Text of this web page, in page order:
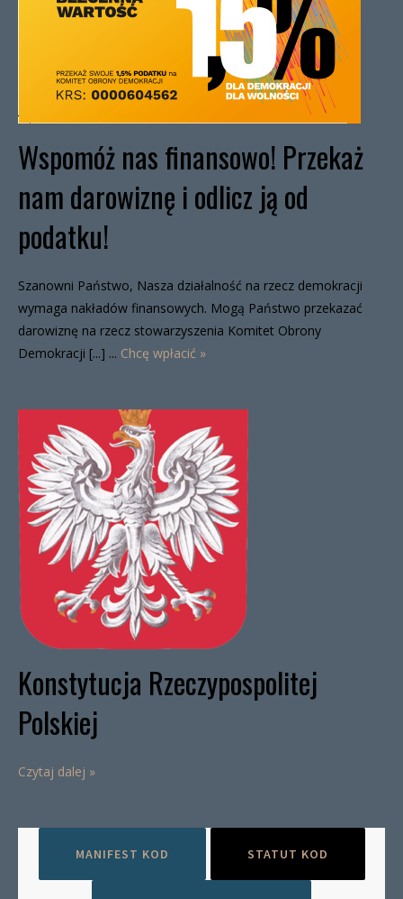
Wspomóż nas finansowo! Przekaż
nam darowiznę i odlicz ją od
podatku!
Szanowni Państwo, Nasza działalność na rzecz demokracji
wymaga nakładów finansowych. Mogą Państwo przekazać
darowiznę na rzecz stowarzyszenia Komitet Obrony
Demokracji [...] ... Chcę wpłacić »
Konstytucja Rzeczypospolitej
Polskiej
Czytaj dalej »
MANIFEST KOD STATUT KOD